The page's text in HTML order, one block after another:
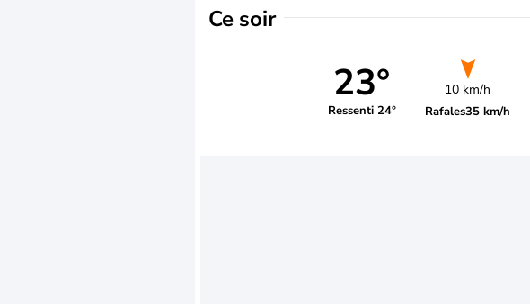
Ce soir
23°
Ressenti 24°
10 km/h
Rafales35 km/h